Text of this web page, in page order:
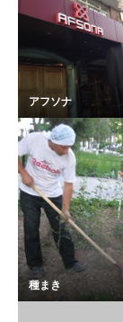
アフソナ
種まき